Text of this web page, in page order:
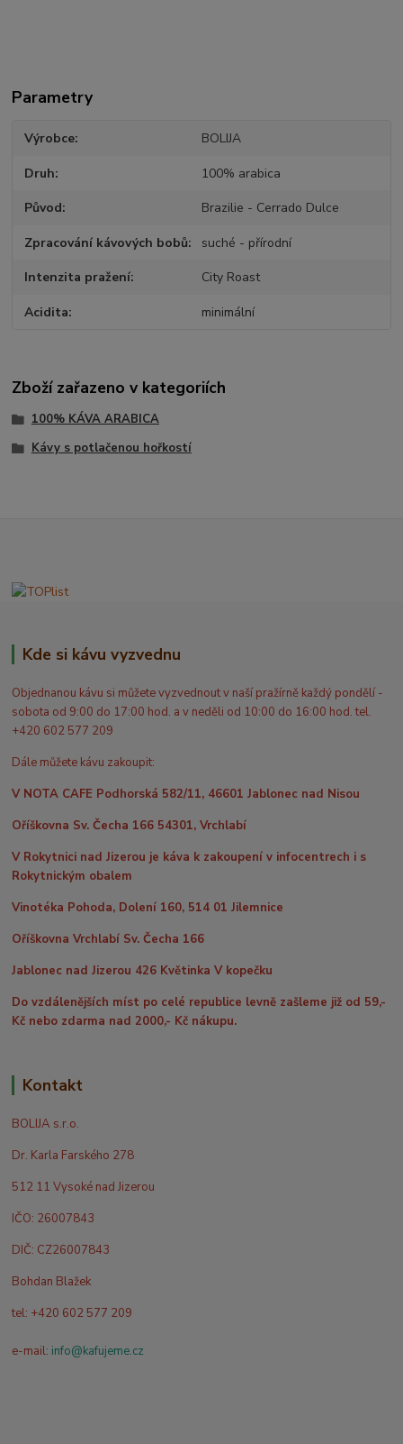
Parametry
Výrobce BOLIJA
Druh 100% arabica
Původ Brazilie - Cerrado Dulce
Zpracování kávových bobů suché - přírodní
Intenzita pražení City Roast
Acidita minimální
Zboží zařazeno v kategoriích
100% KÁVA ARABICA
Kávy s potlačenou hořkostí
Kde si kávu vyzvednu
Objednanou kávu si můžete vyzvednout v naší pražírně každý pondělí -
sobota od 9:00 do 17:00 hod. a v neděli od 10:00 do 16:00 hod. tel.
+420 602 577 209
Dále můžete kávu zakoupit:
V NOTA CAFE Podhorská 582/11, 46601 Jablonec nad Nisou
Oříškovna Sv. Čecha 166 54301, Vrchlabí
V Rokytnici nad Jizerou je káva k zakoupení v infocentrech i s
Rokytnickým obalem
Vinotéka Pohoda, Dolení 160, 514 01 Jilemnice
Oříškovna Vrchlabí Sv. Čecha 166
Jablonec nad Jizerou 426 Květinka V kopečku
Do vzdálenějších míst po celé republice levně zašleme již od 59,-
Kč nebo zdarma nad 2000,- Kč nákupu.
Kontakt
BOLIJA s.r.o.
Dr. Karla Farského 278
512 11 Vysoké nad Jizerou
IČO: 26007843
DIČ: CZ26007843
Bohdan Blažek
tel: +420 602 577 209
e-mail: info@kafujeme.cz